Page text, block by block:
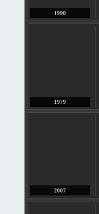
1990
1979
2007